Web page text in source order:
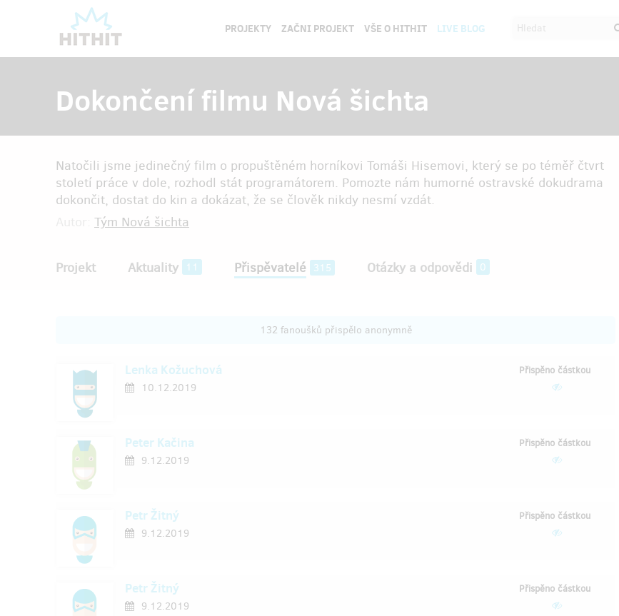
PROJEKTY ZAČNI PROJEKT VŠE O HITHIT LIVE BLOG
Dokončení filmu Nová šichta
Natočili jsme jedinečný film o propuštěném horníkovi Tomáši Hisemovi, který se po téměř čtvrt
století práce v dole, rozhodl stát programátorem. Pomozte nám humorné ostravské dokudrama
dokončit, dostat do kin a dokázat, že se člověk nikdy nesmí vzdát.
Tým Nová šichta
Projekt Aktuality 11 Přispěvatelé 315 Otázky a odpovědi 0
132 fanoušků přispělo anonymně
Lenka Kožuchová
10.12.2019
Přispěno částkou
Peter Kačina
9.12.2019
Přispěno částkou
Petr Žitný
9.12.2019
Přispěno částkou
Petr Žitný
9.12.2019
Přispěno částkou